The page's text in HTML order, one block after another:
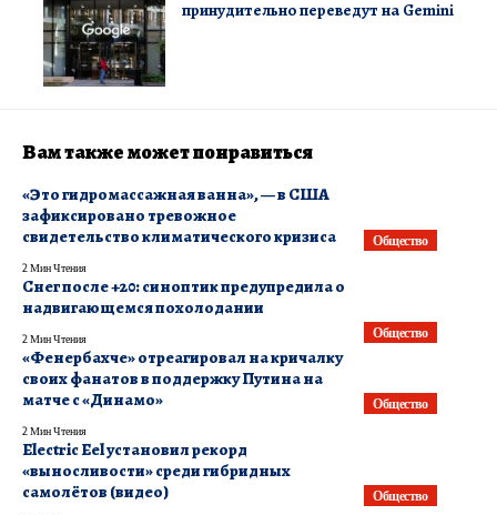
принудительно переведут на Gemini
Вам также может понравиться
Общество
«Это гидромассажная ванна», — в США
зафиксировано тревожное
свидетельство климатического кризиса
2 Мин Чтения
Общество
Снег после +20: синоптик предупредила о
надвигающемся похолодании
2 Мин Чтения
Общество
«Фенербахче» отреагировал на кричалку
своих фанатов в поддержку Путина на
матче с «Динамо»
2 Мин Чтения
Общество
Electric Eel установил рекорд
«выносливости» среди гибридных
самолётов (видео)